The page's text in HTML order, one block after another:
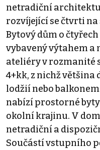
netradiční
rozvíjející se čtvrti
Bytový dům o
vybavený výtahem a
ateliéry v rozmanité
4+kk, z nichž
lodžií nebo
nabízí prostorné
okolní krajinu. V
netradiční a
Součástí vstupního